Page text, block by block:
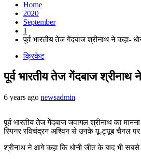
Home
2020
September
1
पूर्व भारतीय तेज गेंदबाज श्रीनाथ ने कहा-
क्रिकेट
पूर्व भारतीय तेज गेंदबाज
6 years ago newsadmin
पूर्व भारतीय तेज गेंदबाज जवागल श्रीनाथ का
स्पिनर रविचंद्रन अश्विन से उनके यू-ट्यूब चैनल पर
श्रीनाथ ने आगे कहा कि धोनी जीत के बाद भी